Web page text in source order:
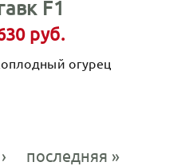
F1
руб.
огурец
последняя »